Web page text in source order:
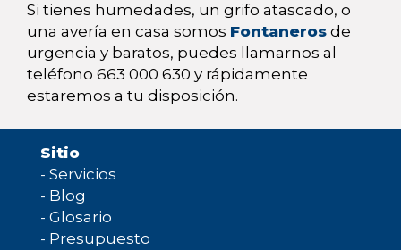
Si tienes humedades, un grifo atascado, o
una avería en casa somos Fontaneros de
urgencia y baratos, puedes llamarnos al
teléfono 663 000 630 y rápidamente
estaremos a tu disposición.
Sitio
- Servicios
- Blog
- Glosario
- Presupuesto